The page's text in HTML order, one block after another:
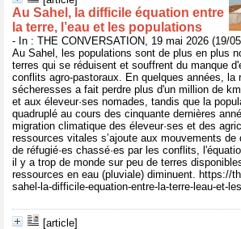
Au Sahel, la difficile équation entre
la terre, l’eau et les populations
- In : THE CONVERSATION, 19 mai 2026 (19/
Au Sahel, les populations sont de plus en plus
terres qui se réduisent et souffrent du manque
conflits agro-pastoraux. En quelques années, la
sécheresses a fait perdre plus d'un million de
et aux éleveur·ses nomades, tandis que la
quadruplé au cours des cinquante dernières
migration climatique des éleveur·ses et des
ressources vitales s’ajoute aux mouvements de
de réfugié·es chassé·es par les conflits,
il y a trop de monde sur peu de terres
ressources en eau (pluviale) diminuent. https://
sahel-la-difficile-equation-entre-la-terre-leau-et-
[article]